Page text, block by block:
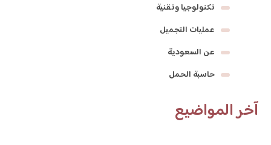
تكنولوجيا وتقنية
عمليات التجميل
عن السعودية
حاسبة الحمل
آخر المواضيع